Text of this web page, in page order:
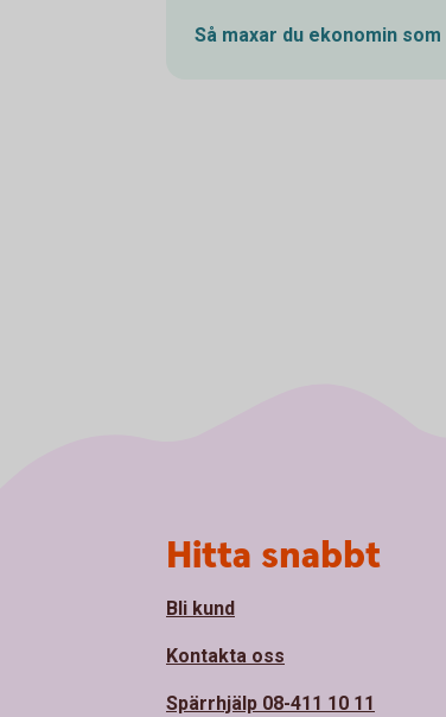
Så maxar du ekonomin som
Hitta snabbt
Bli kund
Kontakta oss
Spärrhjälp 08-411 10 11